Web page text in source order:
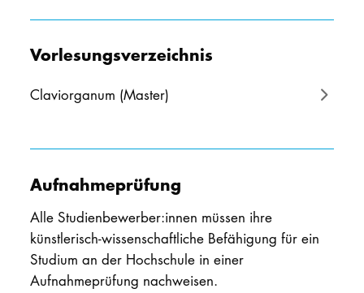
Vorlesungsverzeichnis
Claviorganum (Master)
Aufnahmeprüfung
Alle Studienbewerber:innen müssen ihre
künstlerisch-wissenschaftliche Befähigung für ein
Studium an der Hochschule in einer
Aufnahmeprüfung nachweisen.